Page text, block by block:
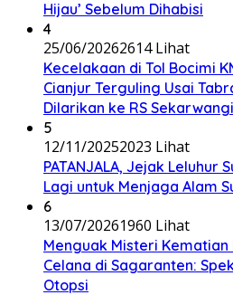
Hijau’ Sebelum Dihabisi
4
25/06/20262614 Lihat
Kecelakaan di Tol Bocimi
Cianjur Terguling Usai
Dilarikan ke RS Sekarwangi
5
12/11/20252023 Lihat
PATANJALA, Jejak Leluhur
Lagi untuk Menjaga Alam
6
13/07/20261960 Lihat
Menguak Misteri Kematian
Celana di Sagaranten:
Otopsi